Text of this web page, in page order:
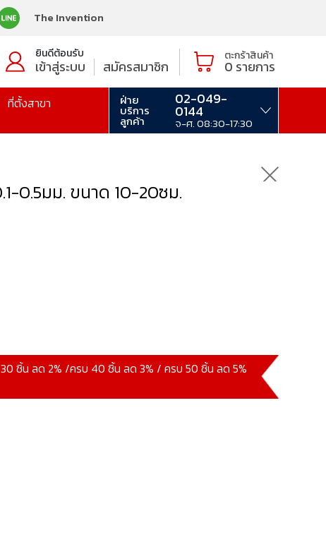
The Invention
ยินดีต้อนรับ
เข้าสู่ระบบ สมัครสมาชิก
ตะกร้าสินค้า
0 รายการ
ที่ตั้งสาขา ฝ่าย
บริการ
ลูกค้า
02-049-
0144
จ-ศ. 08:30-17:30
0.5มม. ขนาด 10-20ซม.
ชิ้น ลด 2% /ครบ 40 ชิ้น ลด 3% / ครบ 50 ชิ้น ลด 5%